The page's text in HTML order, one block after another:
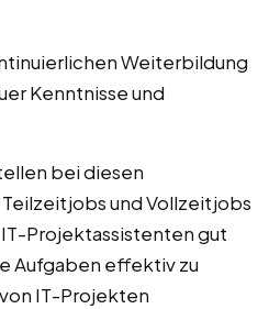
Weiterbildung
Kenntnisse und
bei diesen
und Vollzeitjobs
Projektassistenten gut
Aufgaben effektiv zu
IT-Projekten